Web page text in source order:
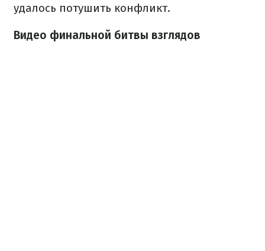
удалось потушить конфликт.
Видео финальной битвы взглядов